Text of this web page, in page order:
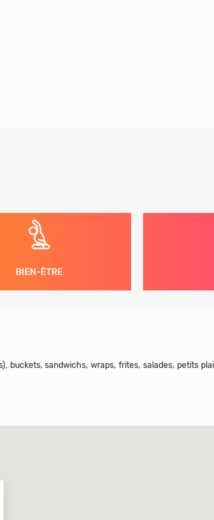
BIEN-ÊTRE
buckets, sandwichs, wraps, frites, salades, petits